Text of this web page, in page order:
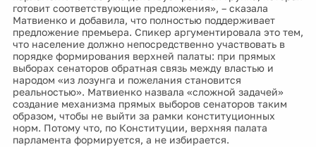
готовит соответствующие предложения», – сказала
Матвиенко и добавила, что полностью поддерживает
предложение премьера. Спикер аргументировала это тем,
что население должно непосредственно участвовать в
порядке формирования верхней палаты: при прямых
выборах сенаторов обратная связь между властью и
народом «из лозунга и пожелания становится
реальностью». Матвиенко назвала «сложной задачей»
создание механизма прямых выборов сенаторов таким
образом, чтобы не выйти за рамки конституционных
норм. Потому что, по Конституции, верхняя палата
парламента формируется, а не избирается.